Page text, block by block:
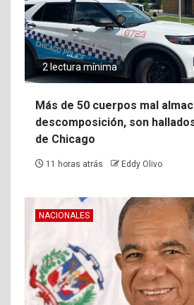
2 lectura mínima
Más de 50 cuerpos mal
descomposición, son
de Chicago
11 horas atrás Eddy Olivo
NACIONALES